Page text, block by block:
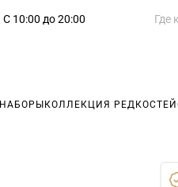
С 10:00 до 20:00 Где
КОЛЛЕКЦИЯ РЕДКОСТЕЙ